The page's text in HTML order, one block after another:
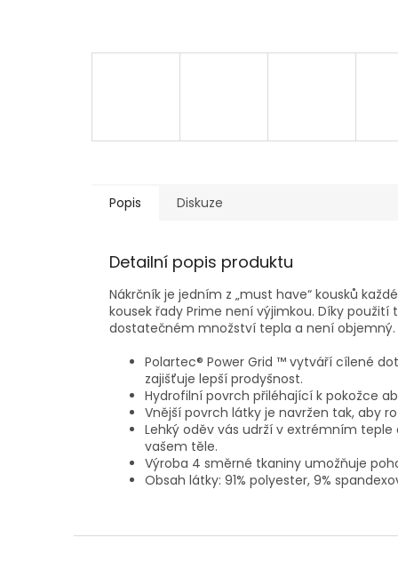
Popis Diskuze
Detailní popis produktu
Nákrčník je jedním z „must have“ kousků
kousek řady Prime není výjimkou. Díky použití
dostatečném množství tepla a není objemný.
Polartec® Power Grid ™ vytváří cílené
zajišťuje lepší prodyšnost.
Hydrofilní povrch přiléhající k pokožce
Vnější povrch látky je navržen tak, aby
Lehký oděv vás udrží v extrémním
vašem těle.
Výroba 4 směrné tkaniny umožňuje
Obsah látky: 91% polyester, 9%